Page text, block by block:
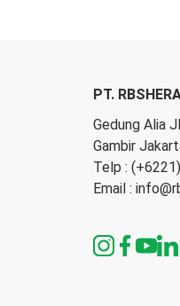
PT.
Gedung Alia
Gambir
Telp :
Email :